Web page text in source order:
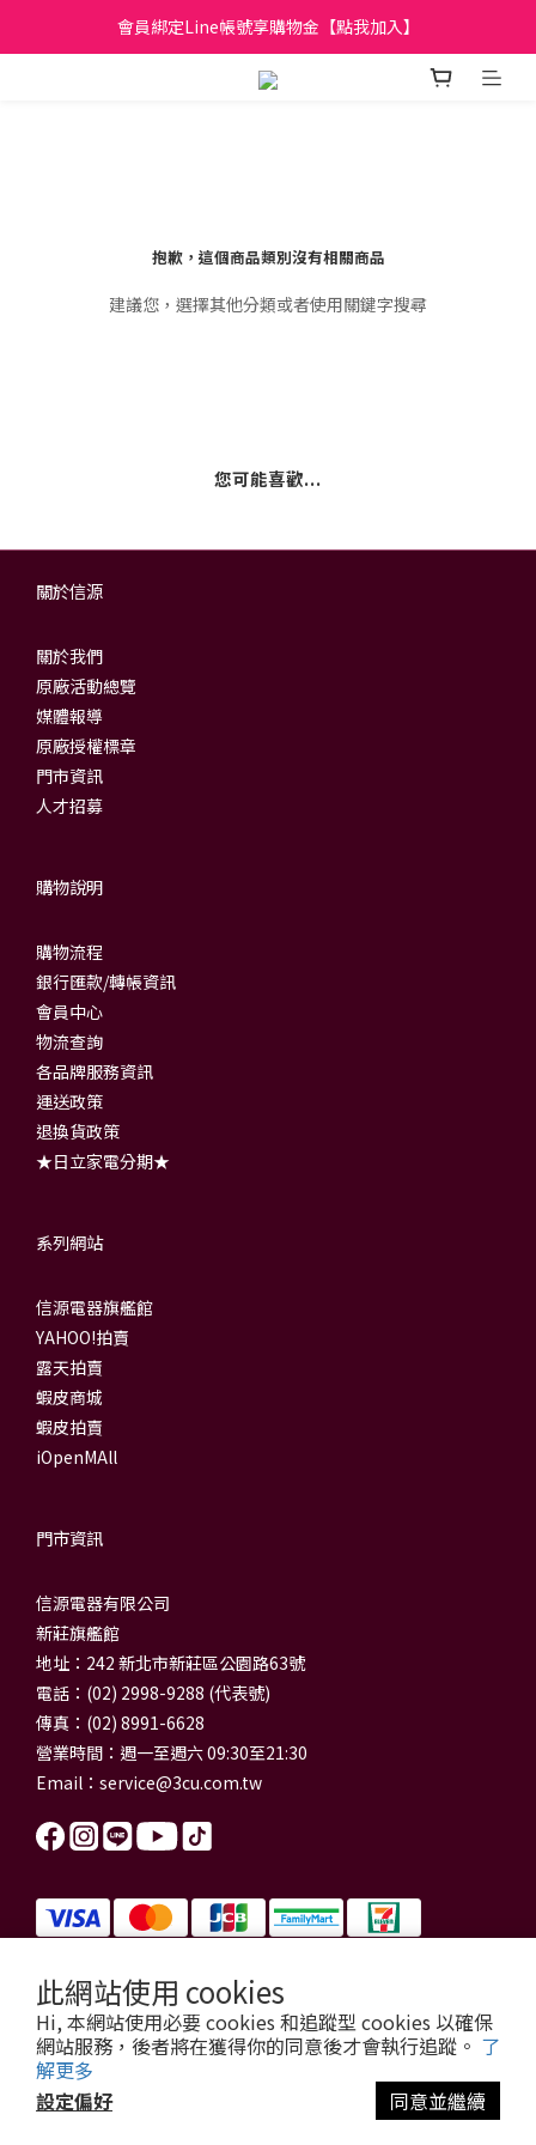
此網站使用 cookies
Hi, 本網站使用必要 cookies 和追蹤型 cookies 以確保
網站服務，後者將在獲得你的同意後才會執行追蹤。 了
解更多
設定偏好
同意並繼續
日立家電、國際牌 原廠管制價格 私訊優惠價
會員綁定Line帳號享購物金【點我加入】
全館滿299元免運
抱歉，這個商品類別沒有相關商品
建議您，選擇其他分類或者使用關鍵字搜尋
您可能喜歡...
關於信源
關於我們
原廠活動總覽
媒體報導
原廠授權標章
門市資訊
人才招募
購物說明
購物流程
銀行匯款/轉帳資訊
會員中心
物流查詢
各品牌服務資訊
運送政策
退換貨政策
★日立家電分期★
系列網站
信源電器旗艦館
YAHOO!拍賣
露天拍賣
蝦皮商城
蝦皮拍賣
iOpenMAll
門市資訊
信源電器有限公司
新莊旗艦館
地址：242 新北市新莊區公園路63號
電話：(02) 2998-9288 (代表號)
傳真：(02) 8991-6628
營業時間：週一至週六 09:30至21:30
Email： service@3cu.com.tw
信源電器有限公司 統一編號：84179325
門市地址：新北市新莊區公園路63號
信源電器 版權所有
copyright © 2026 3cu.com.tw All Rights Reserved.